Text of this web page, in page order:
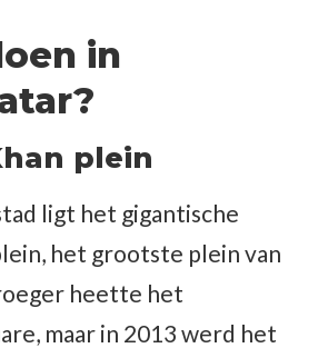
in
plein
ligt het gigantische
het grootste plein van
heette het
maar in 2013 werd het